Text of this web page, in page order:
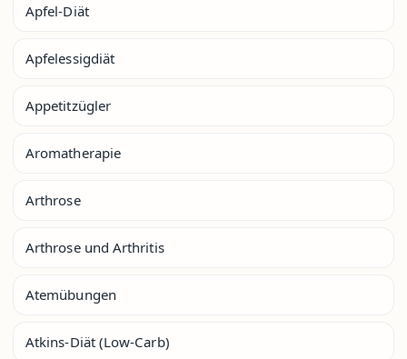
Apfel-Diät
Apfelessigdiät
Appetitzügler
Aromatherapie
Arthrose
Arthrose und Arthritis
Atemübungen
Atkins-Diät (Low-Carb)